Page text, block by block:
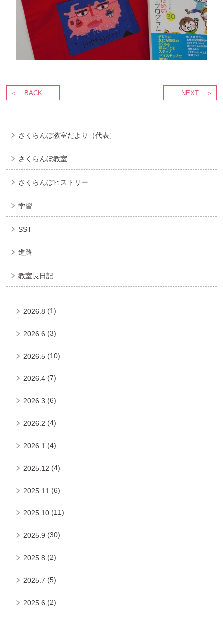
BACK NEXT
さくらんぼ教室だより（代表）
さくらんぼ教室
さくらんぼヒストリー
学習
SST
進路
教室長日記
2026.8 (1)
2026.6 (3)
2026.5 (10)
2026.4 (7)
2026.3 (6)
2026.2 (4)
2026.1 (4)
2025.12 (4)
2025.11 (6)
2025.10 (11)
2025.9 (30)
2025.8 (2)
2025.7 (5)
2025.6 (2)